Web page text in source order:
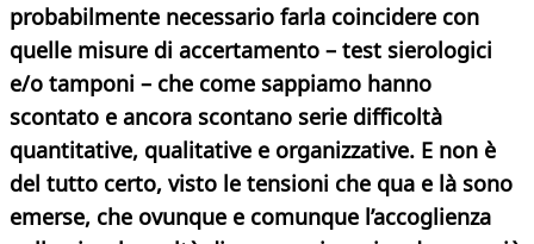
probabilmente necessario farla coincidere con
quelle misure di accertamento – test sierologici
e/o tamponi – che come sappiamo hanno
scontato e ancora scontano serie difficoltà
quantitative, qualitative e organizzative. E non è
del tutto certo, visto le tensioni che qua e là sono
emerse, che ovunque e comunque l’accoglienza